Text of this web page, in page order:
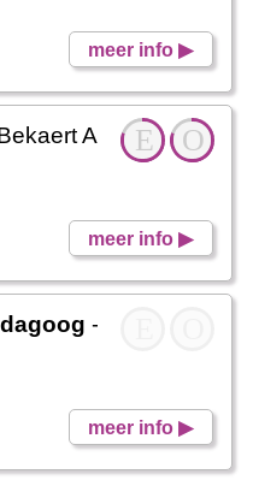
meer info ▶
O
E
Advanced
meer info ▶
- Sint
meer info ▶